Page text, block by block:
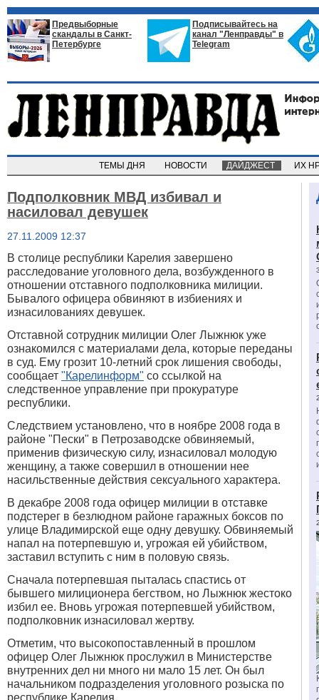
Предвыборные
скандалы в Санкт-
Петербурге
Подписывайтесь на
канал "Ленправды" в
Telegram
ТЕМЫ ДНЯ НОВОСТИ ДАЙДЖЕСТ ИХ
Подполковник МВД избивал и
насиловал девушек
27.11.2009 12:37
В столице республики Карелия завершено
расследование уголовного дела, возбужденного в
отношении отставного подполковника милиции.
Бывалого офицера обвиняют в избиениях и
изнасилованиях девушек.
Отставной сотрудник милиции Олег Лыжнюк уже
ознакомился с материалами дела, которые переданы
в суд. Ему грозит 10-летний срок лишения свободы,
сообщает "Карелинформ" со ссылкой на
следственное управление при прокуратуре
республики.
Следствием установлено, что в ноябре 2008 года в
районе "Пески" в Петрозаводске обвиняемый,
применив физическую силу, изнасиловал молодую
женщину, а также совершил в отношении нее
насильственные действия сексуального характера.
В декабре 2008 года офицер милиции в отставке
подстерег в безлюдном районе гаражных боксов по
улице Владимирской еще одну девушку. Обвиняемый
напал на потерпевшую и, угрожая ей убийством,
заставил вступить с ним в половую связь.
Сначала потерпевшая пыталась спастись от
бывшего милиционера бегством, но Лыжнюк жестоко
избил ее. Вновь угрожая потерпевшей убийством,
подполковник изнасиловал жертву.
Отметим, что высокопоставленный в прошлом
офицер Олег Лыжнюк прослужил в Министерстве
внутренних дел ни много ни мало 15 лет. Он был
начальником подразделения уголовного розыска по
республике Карелия.